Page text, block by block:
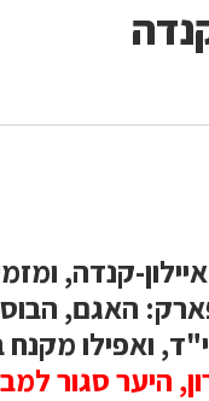
קנדה,
האגם,
ואפילו
היער סגור